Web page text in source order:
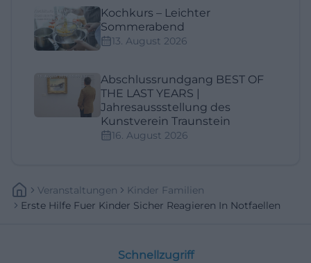
Kochkurs – Leichter
Sommerabend
13. August 2026
Abschlussrundgang BEST OF
THE LAST YEARS |
Jahresaussstellung des
Kunstverein Traunstein
16. August 2026
Veranstaltungen
Kinder Familien
Erste Hilfe Fuer Kinder Sicher Reagieren In Notfaellen
Schnellzugriff